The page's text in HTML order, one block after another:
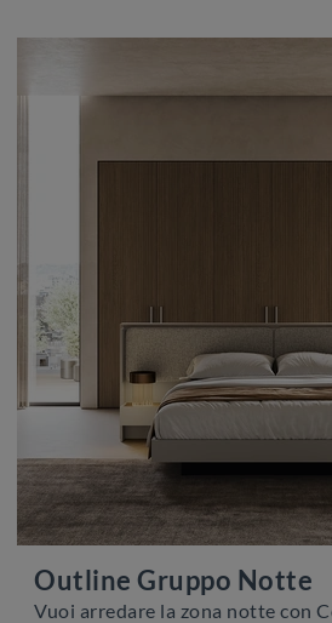
Outline Gruppo Notte